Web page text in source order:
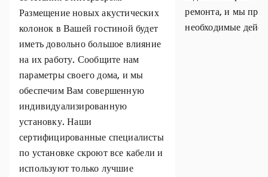
Размещение новых акустических
колонок в Вашей гостиной будет
иметь довольно большое влияние
на их работу. Сообщите нам
параметры своего дома, и мы
обеспечим Вам совершенную
индивидуализированную
установку. Наши
сертифицированные специалисты
по установке скроют все кабели и
используют только лучшие
ремонта, и мы
необходимые